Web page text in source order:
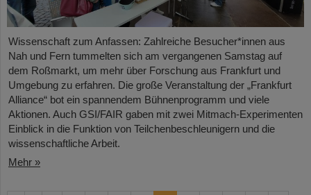
Wissenschaft zum Anfassen: Zahlreiche Besucher*innen aus
Nah und Fern tummelten sich am vergangenen Samstag auf
dem Roßmarkt, um mehr über Forschung aus Frankfurt und
Umgebung zu erfahren. Die große Veranstaltung der „Frankfurt
Alliance“ bot ein spannendem Bühnenprogramm und viele
Aktionen. Auch GSI/FAIR gaben mit zwei Mitmach-Experimenten
Einblick in die Funktion von Teilchenbeschleunigern und die
wissenschaftliche Arbeit.
Mehr »